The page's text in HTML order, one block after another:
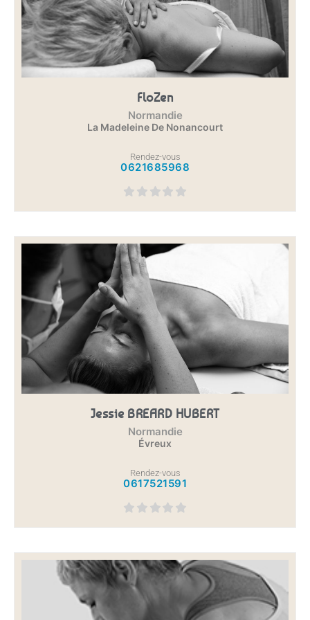
FloZen
Normandie
La Madeleine De Nonancourt
Rendez-vous
0621685968
Jessie BREARD HUBERT
Normandie
Évreux
Rendez-vous
0617521591